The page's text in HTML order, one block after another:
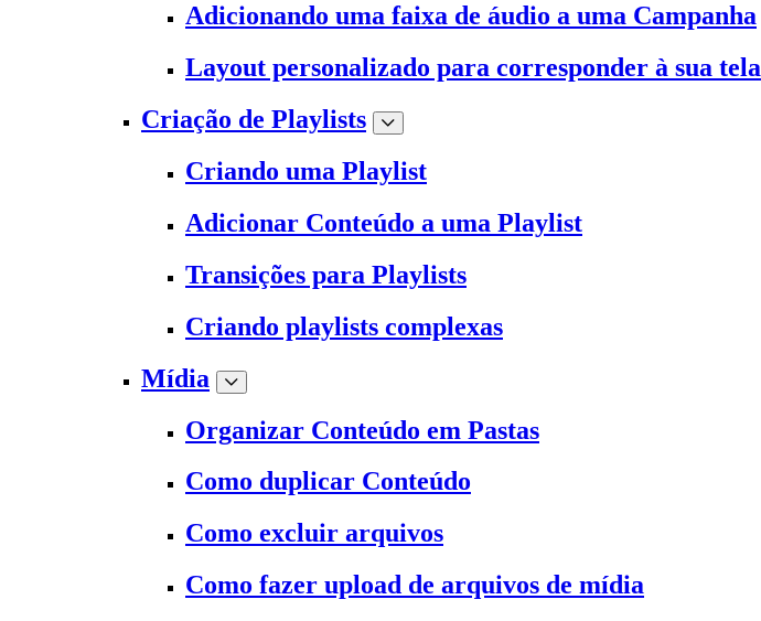
Adicionando uma faixa de áudio a uma Campanha
Layout personalizado para corresponder à sua tela
Criação de Playlists
Criando uma Playlist
Adicionar Conteúdo a uma Playlist
Transições para Playlists
Criando playlists complexas
Mídia
Organizar Conteúdo em Pastas
Como duplicar Conteúdo
Como excluir arquivos
Como fazer upload de arquivos de mídia